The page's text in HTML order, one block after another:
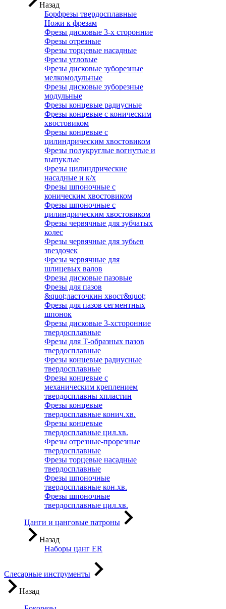
Назад
Борфрезы твердосплавные
Ножи к фрезам
Фрезы дисковые 3-х сторонние
Фрезы отрезные
Фрезы торцевые насадные
Фрезы угловые
Фрезы дисковые зуборезные
мелкомодульные
Фрезы дисковые зуборезные
модульные
Фрезы концевые радиусные
Фрезы концевые с коническим
хвостовиком
Фрезы концевые с
цилиндрическим хвостовиком
Фрезы полукруглые вогнутые и
выпуклые
Фрезы цилиндрические
насадные и к/х
Фрезы шпоночные с
коническим хвостовиком
Фрезы шпоночные с
цилиндрическим хвостовиком
Фрезы червячные для зубчатых
колес
Фрезы червячные для зубьев
звездочек
Фрезы червячные для
шлицевых валов
Фрезы дисковые пазовые
Фрезы для пазов
&quot;ласточкин хвост&quot;
Фрезы для пазов сегментных
шпонок
Фрезы дисковые 3-хсторонние
твердосплавные
Фрезы для Т-образных пазов
твердосплавные
Фрезы концевые радиусные
твердосплавные
Фрезы концевые с
механическим креплением
твердосплавны хпластин
Фрезы концевые
твердосплавные конич.хв.
Фрезы концевые
твердосплавные цил.хв.
Фрезы отрезные-прорезные
твердосплавные
Фрезы торцевые насадные
твердосплавные
Фрезы шпоночные
твердосплавные кон.хв.
Фрезы шпоночные
твердосплавные цил.хв.
Цанги и цанговые патроны
Назад
Наборы цанг ER
Слесарные инструменты
Назад